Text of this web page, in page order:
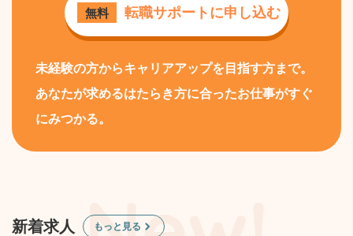
無料 転職サポートに申し込む
未経験の方からキャリアアップを目指す方まで。
あなたが求めるはたらき方に合ったお仕事がすぐ
にみつかる。
新着求人 もっと見る